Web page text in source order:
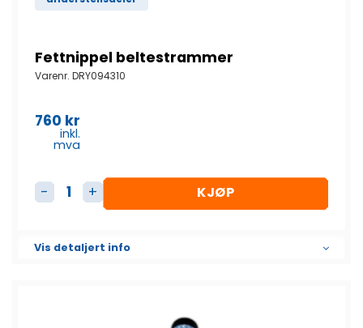
Fettnippel beltestrammer
Varenr. DRY094310
760 kr
inkl.
mva
Fettnippel beltestrammer antall
KJØP
Vis detaljert info